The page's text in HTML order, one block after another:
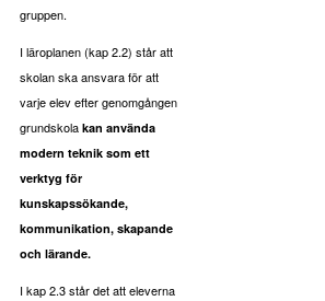
gruppen.
I läroplanen (kap 2.2) står att
skolan ska ansvara för att
varje elev efter genomgången
grundskola kan använda
modern teknik som ett
verktyg för
kunskapssökande,
kommunikation, skapande
och lärande.
I kap 2.3 står det att eleverna